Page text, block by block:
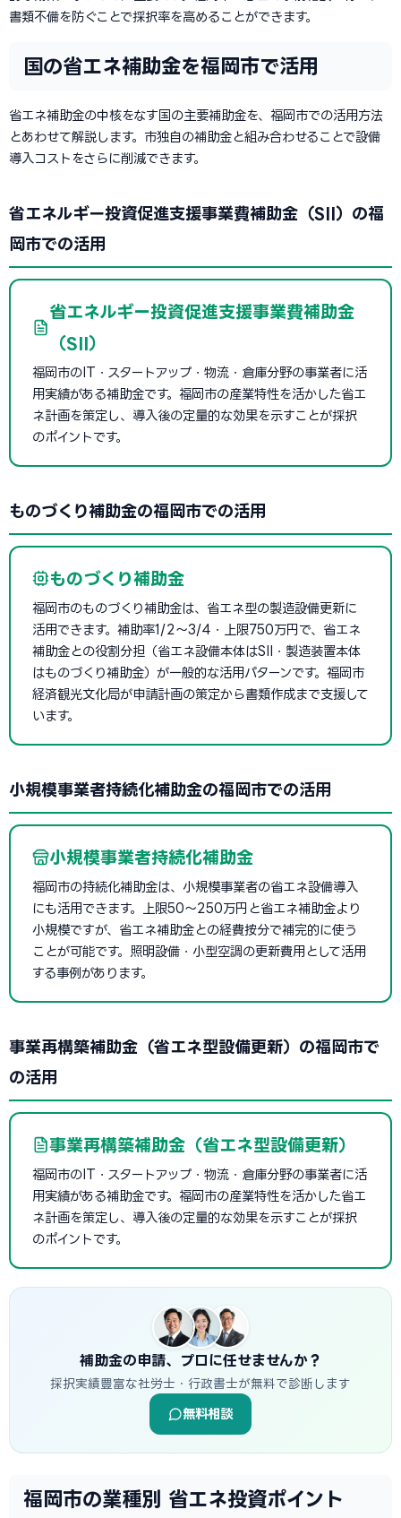
書類不備を防ぐことで採択率を高めることができます。
国の省エネ補助金を福岡市で活用
省エネ補助金の中核をなす国の主要補助金を、福岡市での活用方法
とあわせて解説します。市独自の補助金と組み合わせることで設備
導入コストをさらに削減できます。
省エネルギー投資促進支援事業費補助金（SII）の福
岡市での活用
省エネルギー投資促進支援事業費補助金
（SII）
福岡市のIT・スタートアップ・物流・倉庫分野の事業者に活
用実績がある補助金です。福岡市の産業特性を活かした省エ
ネ計画を策定し、導入後の定量的な効果を示すことが採択
のポイントです。
ものづくり補助金の福岡市での活用
ものづくり補助金
福岡市のものづくり補助金は、省エネ型の製造設備更新に
活用できます。補助率1/2〜3/4・上限750万円で、省エネ
補助金との役割分担（省エネ設備本体はSII・製造装置本体
はものづくり補助金）が一般的な活用パターンです。福岡市
経済観光文化局が申請計画の策定から書類作成まで支援して
います。
小規模事業者持続化補助金の福岡市での活用
小規模事業者持続化補助金
福岡市の持続化補助金は、小規模事業者の省エネ設備導入
にも活用できます。上限50〜250万円と省エネ補助金より
小規模ですが、省エネ補助金との経費按分で補完的に使う
ことが可能です。照明設備・小型空調の更新費用として活用
する事例があります。
事業再構築補助金（省エネ型設備更新）の福岡市で
の活用
事業再構築補助金（省エネ型設備更新）
福岡市のIT・スタートアップ・物流・倉庫分野の事業者に活
用実績がある補助金です。福岡市の産業特性を活かした省エ
ネ計画を策定し、導入後の定量的な効果を示すことが採択
のポイントです。
補助金の申請、プロに任せませんか？
採択実績豊富な社労士・行政書士が無料で診断します
無料相談
福岡市の業種別 省エネ投資ポイント